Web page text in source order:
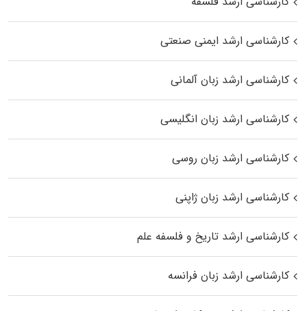
کارشناسی ارشد ایمنی صنعتی
کارشناسی ارشد زبان آلمانی
کارشناسی ارشد زبان انگلیسی
کارشناسی ارشد زبان روسی
کارشناسی ارشد زبان ژاپنی
کارشناسی ارشد تاریخ و فلسفه علم
کارشناسی ارشد زبان فرانسه